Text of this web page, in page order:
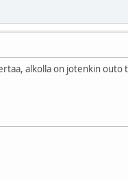
alkolla on jotenkin